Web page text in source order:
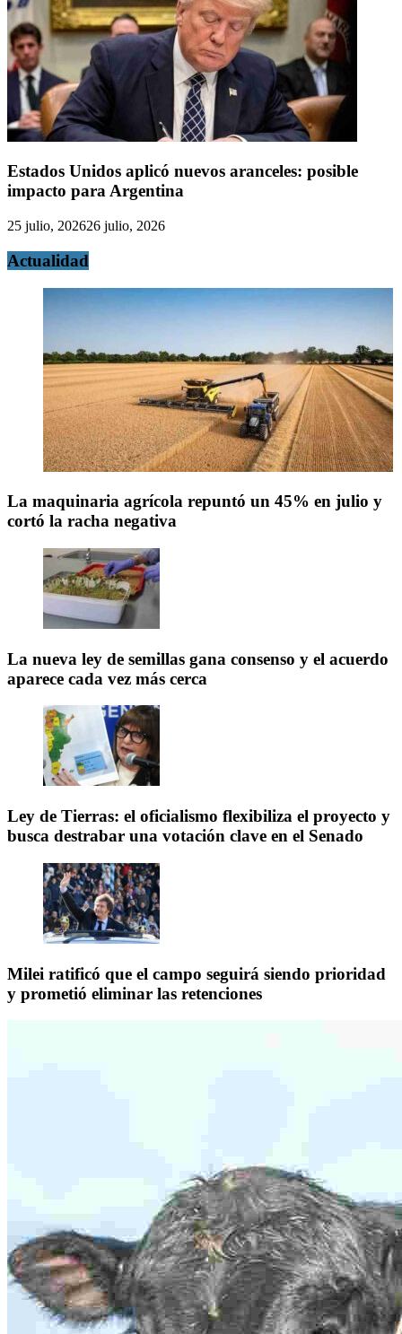
Estados Unidos aplicó nuevos aranceles: posible
impacto para Argentina
25 julio, 202626 julio, 2026
Actualidad
La maquinaria agrícola repuntó un 45% en julio y
cortó la racha negativa
La nueva ley de semillas gana consenso y el acuerdo
aparece cada vez más cerca
Ley de Tierras: el oficialismo flexibiliza el proyecto y
busca destrabar una votación clave en el Senado
Milei ratificó que el campo seguirá siendo prioridad
y prometió eliminar las retenciones